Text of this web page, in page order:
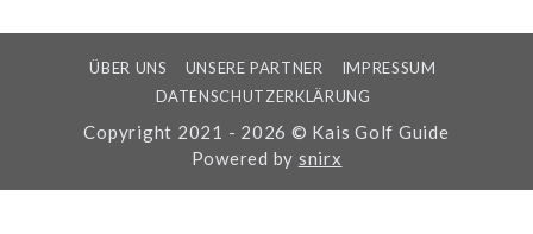
ÜBER UNS UNSERE PARTNER
IMPRESSUM
DATENSCHUTZERKLÄRUNG
Copyright 2021 - 2026 © Kais Golf Guide
Powered by snirx